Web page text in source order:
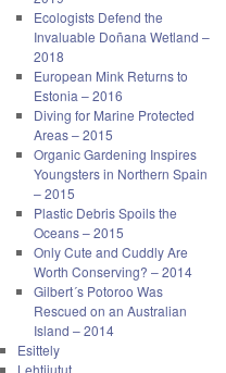
Ecologists Defend the
Invaluable Doñana Wetland –
2018
European Mink Returns to
Estonia – 2016
Diving for Marine Protected
Areas – 2015
Organic Gardening Inspires
Youngsters in Northern Spain
– 2015
Plastic Debris Spoils the
Oceans – 2015
Only Cute and Cuddly Are
Worth Conserving? – 2014
Gilbert´s Potoroo Was
Rescued on an Australian
Island – 2014
Esittely
Lehtijutut